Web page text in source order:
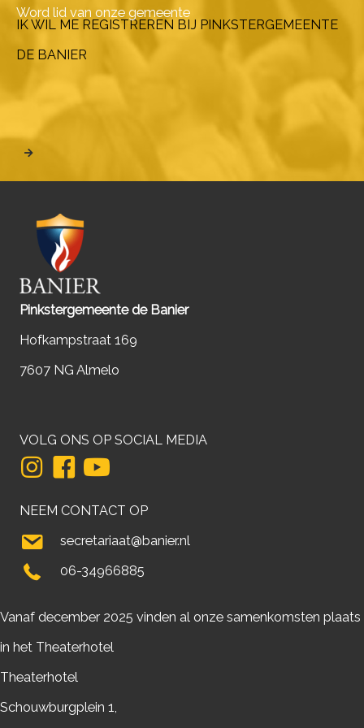
Word lid van onze gemeente
IK WIL ME REGISTREREN BIJ PINKSTERGEMEENTE
DE BANIER
Pinkstergemeente de Banier
Hofkampstraat 169
7607 NG Almelo
VOLG ONS OP SOCIAL MEDIA
NEEM CONTACT OP
secretariaat@banier.nl
06-34966885
Vanaf december 2025 vinden al onze samenkomsten plaats
in het Theaterhotel
Theaterhotel
Schouwburgplein 1,